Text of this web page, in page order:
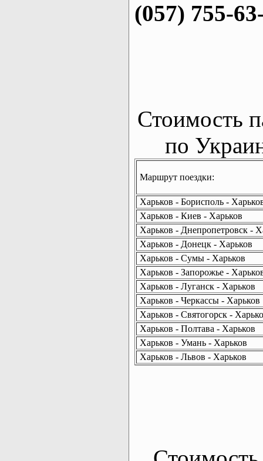
(057) 755-
Стоимость
по
Маршрут поездки:
Харьков - Борисполь -
Харьков - Киев - Харьков
Харьков - Днепропетровск -
Харьков - Донецк - Харьков
Харьков - Сумы - Харьков
Харьков - Запорожье -
Харьков - Луганск - Харьков
Харьков - Черкассы - Харьков
Харьков - Святогорск -
Харьков - Полтава - Харьков
Харьков - Умань - Харьков
Харьков - Львов - Харьков